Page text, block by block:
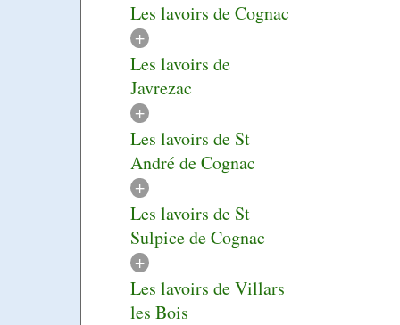
Les lavoirs de Cognac
+
Les lavoirs de
Javrezac
+
Les lavoirs de St
André de Cognac
+
Les lavoirs de St
Sulpice de Cognac
+
Les lavoirs de Villars
les Bois